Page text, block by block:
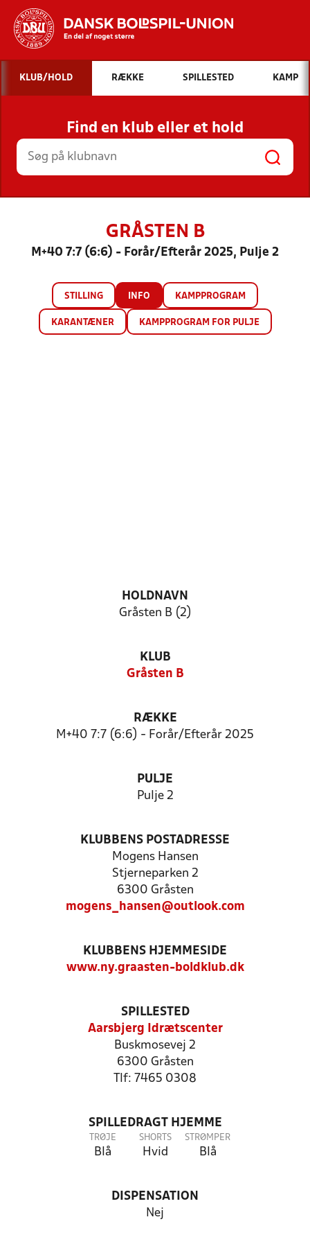
Hvad vil du søge efter?
INDHOLD OG NYHEDER
STILLINGER, RESULTATER, KLUBBER OG
HOLD
KLUB/HOLD RÆKKE SPILLESTED KAMP
Find en klub eller et hold
GRÅSTEN B
M+40 7:7 (6:6) - Forår/Efterår 2025, Pulje 2
STILLING INFO KAMPPROGRAM
KARANTÆNER KAMPPROGRAM FOR PULJE
HOLDNAVN
Gråsten B (2)
KLUB
Gråsten B
RÆKKE
M+40 7:7 (6:6) - Forår/Efterår 2025
PULJE
Pulje 2
KLUBBENS POSTADRESSE
Mogens Hansen
Stjerneparken 2
6300 Gråsten
mogens_hansen@outlook.com
KLUBBENS HJEMMESIDE
www.ny.graasten-boldklub.dk
SPILLESTED
Aarsbjerg Idrætscenter
Buskmosevej 2
6300 Gråsten
Tlf: 7465 0308
SPILLEDRAGT HJEMME
TRØJE
Blå
SHORTS
Hvid
STRØMPER
Blå
DISPENSATION
Nej